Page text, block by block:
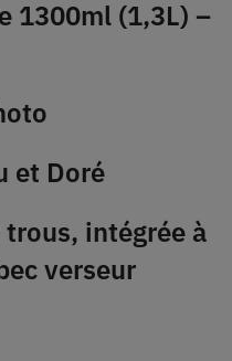
1300ml (1,3L) –
et Doré
intégrée à
verseur